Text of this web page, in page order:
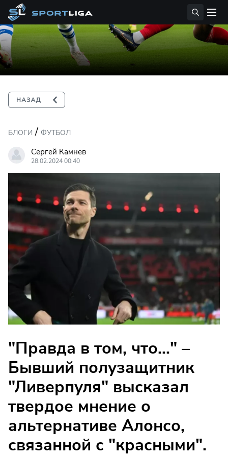
БЛОГИ / ФУТБОЛ
Сергей Камнев
28.02.2024 00:40
"Правда в том, что..." –
Бывший полузащитник
"Ливерпуля" высказал
твердое мнение о
альтернативе Алонсо,
связанной с "красными".